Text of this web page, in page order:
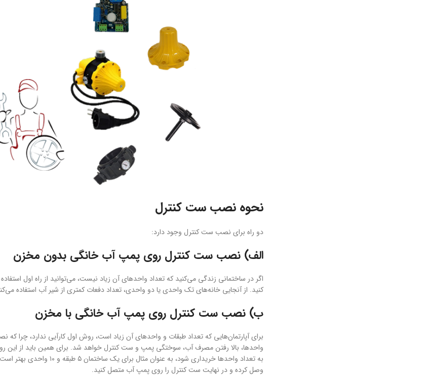
نحوه نصب ست کنترل
دو راه برای نصب ست کنترل وجود دارد:
الف) نصب ست کنترل روی پمپ آب خانگی بدون مخزن
اگر در ساختمانی زندگی می‌کنید که تعداد واحدهای آن زیاد نیست، می‌توانید از راه اول
کنید. از آنجایی خانه‌های تک واحدی یا دو واحدی، تعداد دفعات کمتری از شیر آب استفاده
ب) نصب ست کنترل روی پمپ آب خانگی با مخزن
برای آپارتمان‌هایی که تعداد طبقات و واحدهای آن زیاد است، روش اول کارآیی ندارد،
واحدها، بالا رفتن مصرف آب، سوختگی پمپ و ست کنترل خواهد شد. برای همین باید از این
وصل کرده و در نهایت ست کنترل را روی پمپ آب متصل کنید.